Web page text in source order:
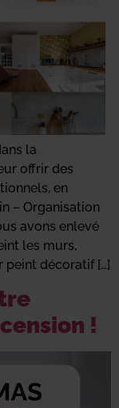
la
offrir des
en
– Organisation
avons enlevé
les murs,
peint décoratif […]
!